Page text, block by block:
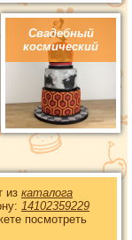
Свадебный
космический
из каталога
14102359229
посмотреть